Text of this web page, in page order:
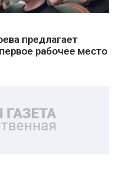
предлагает
рабочее место